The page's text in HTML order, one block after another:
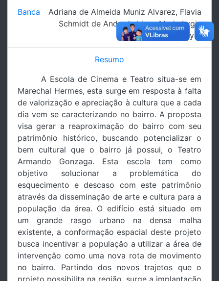
Banca Adriana de Almeida Muniz Alvarez, Flavia
Schmidt de Andrade Lima,Maria Lygia
Niemeyer
Resumo
A Escola de Cinema e Teatro situa-se em
Marechal Hermes, esta surge em resposta à falta
de valorização e apreciação à cultura que a cada
dia vem se caracterizando no bairro. A proposta
visa gerar a reaproximação do bairro com seu
patrimônio histórico, buscando potencializar o
bem cultural que o bairro já possui, o Teatro
Armando Gonzaga. Esta escola tem como
objetivo solucionar a problemática do
esquecimento e descaso com este patrimônio
através da disseminação de arte e cultura para a
população da área. O edifício está situado em
um grande rasgo urbano na densa malha
existente, a conformação espacial deste projeto
busca incentivar a população a utilizar a área de
intervenção como uma nova rota de movimento
no bairro. Partindo dos novos trajetos que o
projeto possibilita na região, surge a implantação